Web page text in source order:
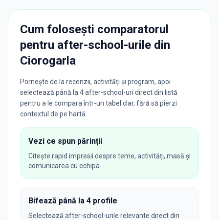
Cum folosești comparatorul
pentru after-school-urile din
Ciorogarla
Pornește de la recenzii, activități și program, apoi
selectează până la 4 after-school-uri direct din listă
pentru a le compara într-un tabel clar, fără să pierzi
contextul de pe hartă.
Vezi ce spun părinții
Citește rapid impresii despre teme, activități, masă și
comunicarea cu echipa.
Bifează până la 4 profile
Selectează after-school-urile relevante direct din